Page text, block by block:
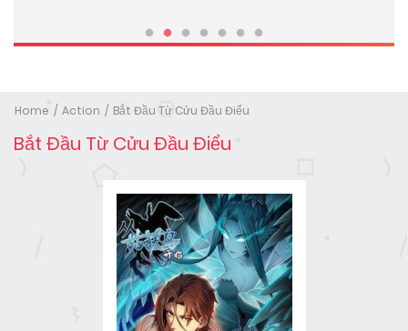
Home Action Bắt Đầu Từ Cửu Đầu Điểu
Bắt Đầu Từ Cửu Đầu Điểu